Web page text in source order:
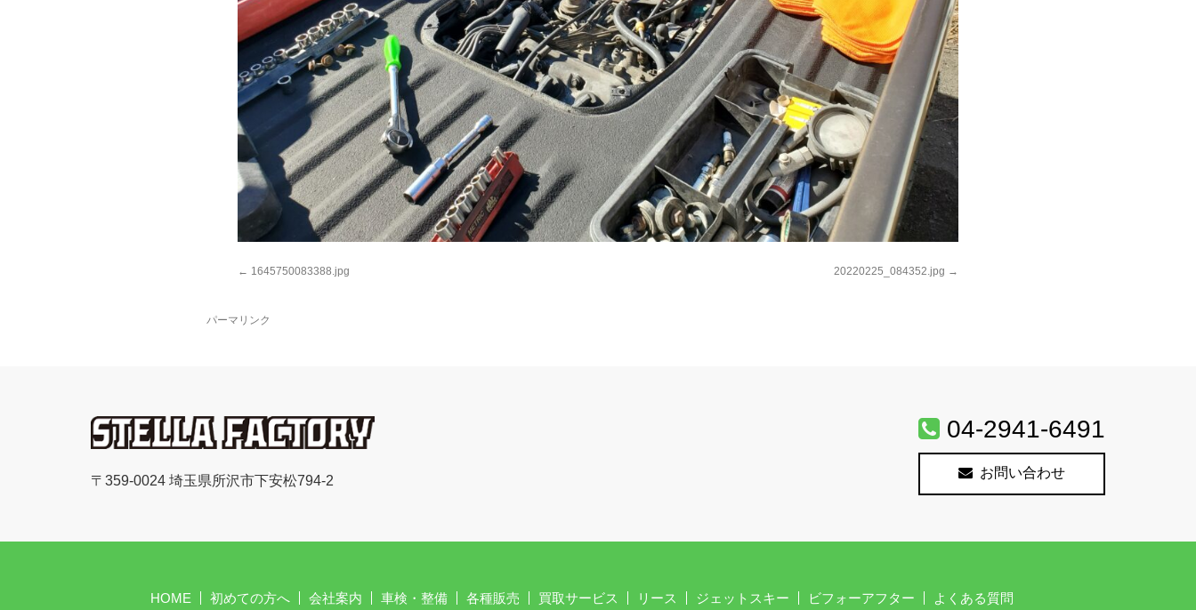
1645750083388.jpg 20220225_084352.jpg
パーマリンク
〒359-0024 埼玉県所沢市下安松794-2
04-2941-6491
お問い合わせ
HOME 初めての方へ 会社案内 車検・整備 各種販売 買取サービス リース ジェットスキー ビフォーアフター よくある質問